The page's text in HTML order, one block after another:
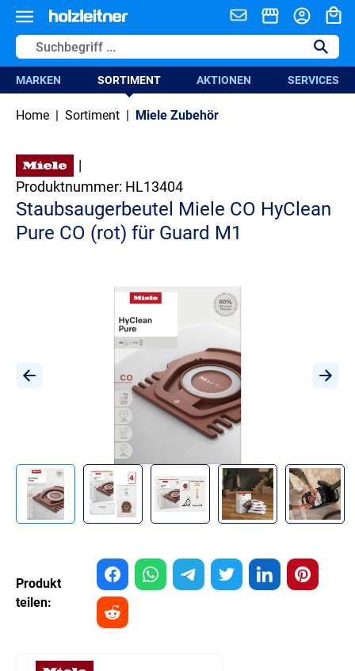
springen
MARKEN SORTIMENT AKTIONEN SERVICES
Home | Sortiment | Miele Zubehör
|
Produktnummer: HL13404
Staubsaugerbeutel Miele CO HyClean
Pure CO (rot) für Guard M1
Bildergalerie überspringen
Produkt
teilen: